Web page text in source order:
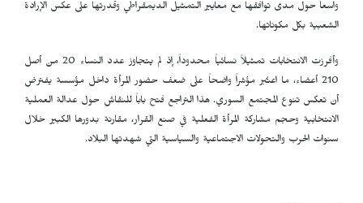
واسعاً حول مدى توافقها مع معايير التمثيل الديمقراطي وقدرتها على عكس الإرادة
الشعبية بكل مكوناتها.
وأفرزت الانتخابات تمثيلاً نسائياً محدوداً، إذ لم يتجاوز عدد النساء 20 من أصل
210 أعضاء، ما اعتُبر مؤشراً واضحاً على ضعف حضور المرأة داخل مؤسسة يفترض
أن تعكس تنوع المجتمع السوري. هذا التراجع فتح باباً للنقاش حول عدالة العملية
الانتخابية وحجم مشاركة المرأة الفعلية في صنع القرار، مقارنة بدورها الكبير خلال
سنوات الحرب والتحولات الاجتماعية والسياسية التي شهدتها البلاد.